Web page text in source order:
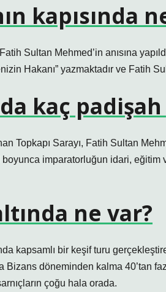
kapısında
Sultan Mehmed’in anısına
Hakanı” yazmaktadır ve Fatih
kaç padişah
Topkapı Sarayı, Fatih Sultan
boyunca imparatorluğun idari, eğitim
ne var?
kapsamlı bir keşif turu
Bizans döneminden kalma 40’tan
çoğu hala orada.